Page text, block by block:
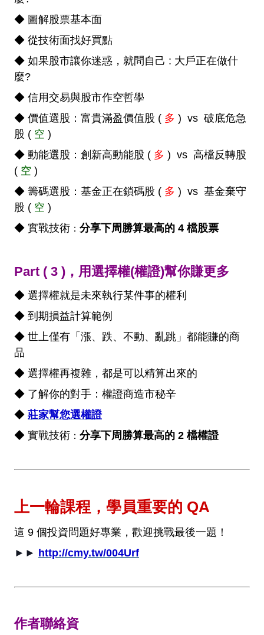
◆ 圖解股票基本面
◆ 從技術面找好買點
◆ 如果股市讓你迷惑，就問自己 : 大戶正在做什
麼?
◆ 信用交易與股市作空哲學
◆ 價值選股：富貴滿盈價值股 ( 多 ) vs 破底危急
股 ( 空 )
◆ 動能選股：創新高動能股 ( 多 ) vs 高檔反轉股
( 空 )
◆ 籌碼選股：基金正在鎖碼股 ( 多 ) vs 基金棄守
股 ( 空 )
◆ 實戰技術 ： 分享下周勝算最高的 4 檔股票
Part ( 3 )，用選擇權(權證)幫你賺更多
◆ 選擇權就是未來執行某件事的權利
◆ 到期損益計算範例
◆ 世上僅有「漲、跌、不動、亂跳」都能賺的商
品
◆ 選擇權再複雜，都是可以精算出來的
◆ 了解你的對手：權證商造市秘辛
◆ 莊家幫您選權證
◆ 實戰技術 ： 分享下周勝算最高的 2 檔權證
上一輪課程，學員重要的 QA
這 9 個投資問題好專業，歡迎挑戰最後一題！
►► http://cmy.tw/004Urf
作者聯絡資